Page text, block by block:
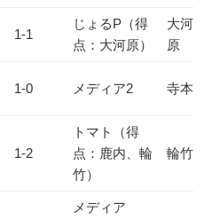
1-1
じょるP（得
点：大河原）
大河
原
1-0 メディア2 寺本
1-2
トマト（得
点：鹿内、輪
竹）
輪竹
メディア